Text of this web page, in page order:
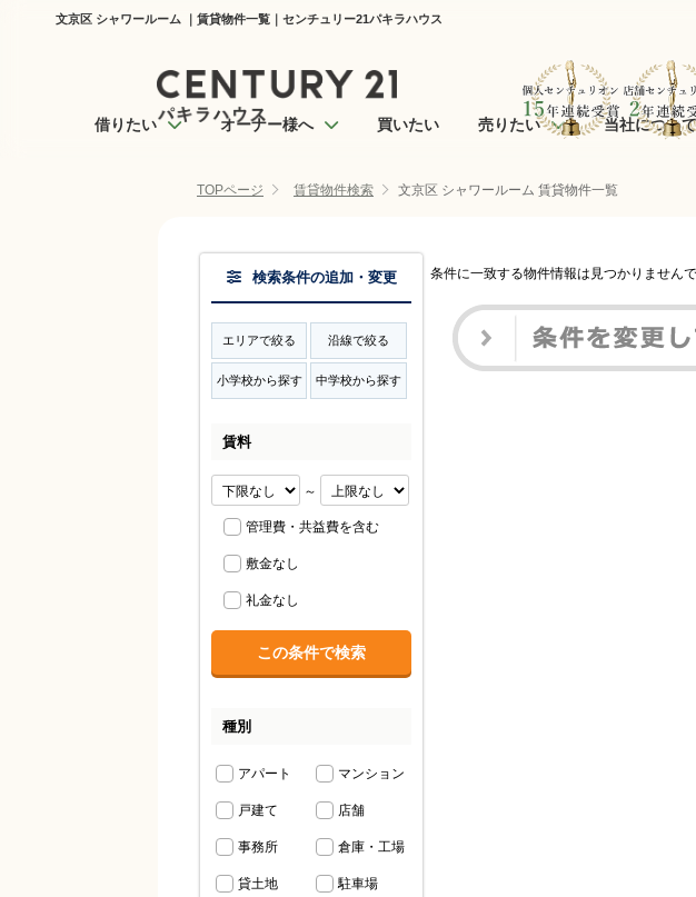
文京区 シャワールーム ｜賃貸物件一覧｜センチュリー21パキラハウス
借りたい オーナー様へ 買いたい 売りたい 当社について
TOPページ 賃貸物件検索 文京区 シャワールーム 賃貸物件一覧
条件に一致する物件情報は見つかりません
検索条件の追加・変更
エリアで絞る 沿線で絞る
小学校から探す 中学校から探す
賃料
～
管理費・共益費を含む
敷金なし
礼金なし
種別
アパート マンション
戸建て 店舗
事務所 倉庫・工場
貸土地 駐車場